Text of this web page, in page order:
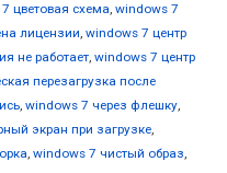
цветовая схема, windows 7
лицензии, windows 7 центр
не работает, windows 7 центр
перезагрузка после
, windows 7 через флешку,
экран при загрузке,
, windows 7 чистый образ,